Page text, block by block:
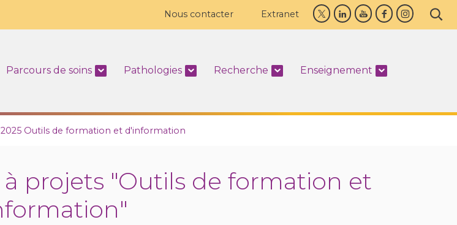
Nous contacter Extranet
Parcours de soins Pathologies Recherche Enseignement
2025 Outils de formation et d'information
projets "Outils de formation et